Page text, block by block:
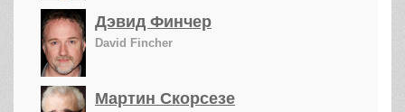
Дэвид Финчер
David Fincher
Мартин Скорсезе